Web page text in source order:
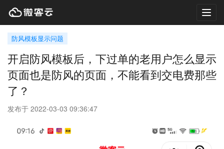
防风模板显示问题
开启防风模板后，下过单的老用户怎么显示
页面也是防风的页面，不能看到交电费那些
了？
发布于 2022-03-03 09:36:47